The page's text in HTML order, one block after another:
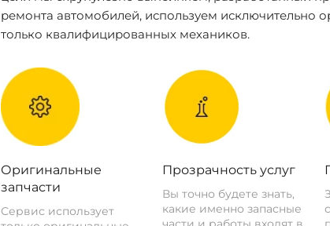
ремонта автомобилей, используем исключительно
только квалифицированных механиков.
Оригинальные
запчасти
Сервис использует
Прозрачность услуг
Вы точно будете знать,
какие именно запасные